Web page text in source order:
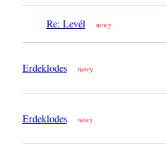
Re: Levél nowy
Erdeklodes nowy
Erdeklodes nowy